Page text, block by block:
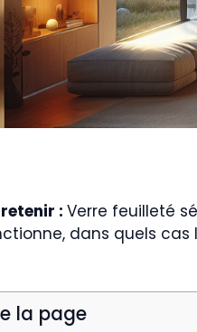
retenir : Verre feuilleté
dans quels cas
la page